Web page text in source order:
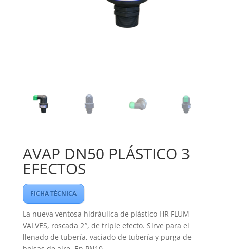
AVAP DN50 PLÁSTICO 3
EFECTOS
FICHA TÉCNICA
La nueva ventosa hidráulica de plástico HR FLUM
VALVES, roscada 2″, de triple efecto. Sirve para el
llenado de tubería, vaciado de tubería y purga de